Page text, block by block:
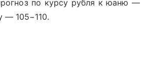
по курсу рубля к юаню —
— 105−110.